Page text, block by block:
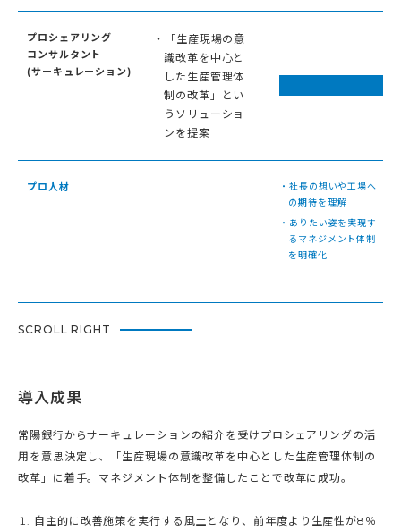
プロシェアリング
コンサルタント
(サーキュレーション)
・「生産現場の意
識改革を中心と
した生産管理体
制の改革」とい
うソリューショ
ンを提案
プロ人材
・社長の想いや工場へ
の期待を理解
・ありたい姿を実現す
るマネジメント体制
を明確化
SCROLL RIGHT
導入成果
常陽銀行からサーキュレーションの紹介を受けプロシェアリングの活
用を意思決定し、「生産現場の意識改革を中心とした生産管理体制の
改革」に着手。マネジメント体制を整備したことで改革に成功。
自主的に改善施策を実行する風土となり、前年度より生産性が8％